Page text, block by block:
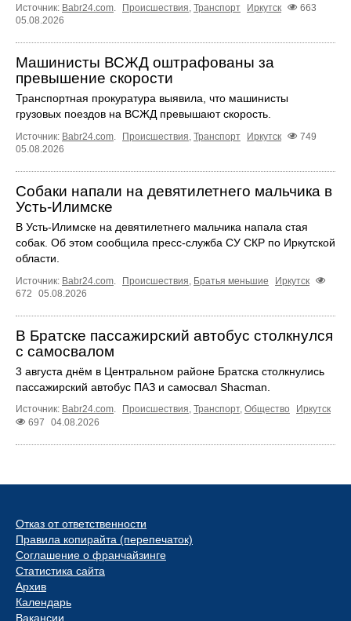
Источник: Babr24.com. Происшествия, Транспорт Иркутск
663
05.08.2026
Машинисты ВСЖД оштрафованы за
превышение скорости
Транспортная прокуратура выявила, что машинисты
грузовых поездов на ВСЖД превышают скорость.
Источник: Babr24.com. Происшествия, Транспорт Иркутск
749
05.08.2026
Собаки напали на девятилетнего мальчика в
Усть‑Илимске
В Усть‑Илимске на девятилетнего мальчика напала стая
собак. Об этом сообщила пресс‑служба СУ СКР по Иркутской
области.
Источник: Babr24.com. Происшествия, Братья меньшие
Иркутск
672
05.08.2026
В Братске пассажирский автобус столкнулся
с самосвалом
3 августа днём в Центральном районе Братска столкнулись
пассажирский автобус ПАЗ и самосвал Shacman.
Источник: Babr24.com. Происшествия, Транспорт, Общество
Иркутск
697
04.08.2026
Отказ от ответственности
Правила копирайта (перепечаток)
Соглашение о франчайзинге
Статистика сайта
Архив
Календарь
Вакансии